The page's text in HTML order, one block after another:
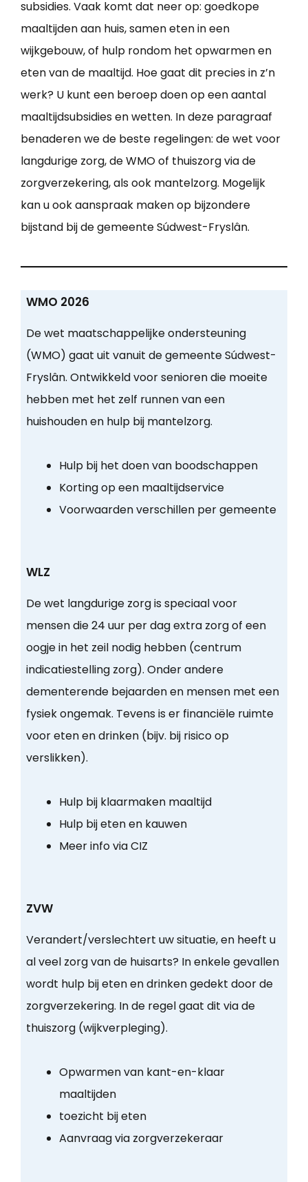
subsidies. Vaak komt dat neer op: goedkope
maaltijden aan huis, samen eten in een
wijkgebouw, of hulp rondom het opwarmen en
eten van de maaltijd. Hoe gaat dit precies in z’n
werk? U kunt een beroep doen op een aantal
maaltijdsubsidies en wetten. In deze paragraaf
benaderen we de beste regelingen: de wet voor
langdurige zorg, de WMO of thuiszorg via de
zorgverzekering, als ook mantelzorg. Mogelijk
kan u ook aanspraak maken op bijzondere
bijstand bij de gemeente Súdwest-Fryslân.
WMO 2026
De wet maatschappelijke ondersteuning
(WMO) gaat uit vanuit de gemeente Súdwest-
Fryslân. Ontwikkeld voor senioren die moeite
hebben met het zelf runnen van een
huishouden en hulp bij mantelzorg.
Hulp bij het doen van boodschappen
Korting op een maaltijdservice
Voorwaarden verschillen per gemeente
WLZ
De wet langdurige zorg is speciaal voor
mensen die 24 uur per dag extra zorg of een
oogje in het zeil nodig hebben (centrum
indicatiestelling zorg). Onder andere
dementerende bejaarden en mensen met een
fysiek ongemak. Tevens is er financiële ruimte
voor eten en drinken (bijv. bij risico op
verslikken).
Hulp bij klaarmaken maaltijd
Hulp bij eten en kauwen
Meer info via CIZ
ZVW
Verandert/verslechtert uw situatie, en heeft u
al veel zorg van de huisarts? In enkele gevallen
wordt hulp bij eten en drinken gedekt door de
zorgverzekering. In de regel gaat dit via de
thuiszorg (wijkverpleging).
Opwarmen van kant-en-klaar
maaltijden
toezicht bij eten
Aanvraag via zorgverzekeraar